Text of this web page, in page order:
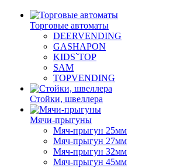
Торговые автоматы
DEERVENDING
GASHAPON
KIDS`TOP
SAM
TOPVENDING
Стойки, швеллера
Мячи-прыгуны
Мяч-прыгун 25мм
Мяч-прыгун 27мм
Мяч-прыгун 32мм
Мяч-прыгун 45мм